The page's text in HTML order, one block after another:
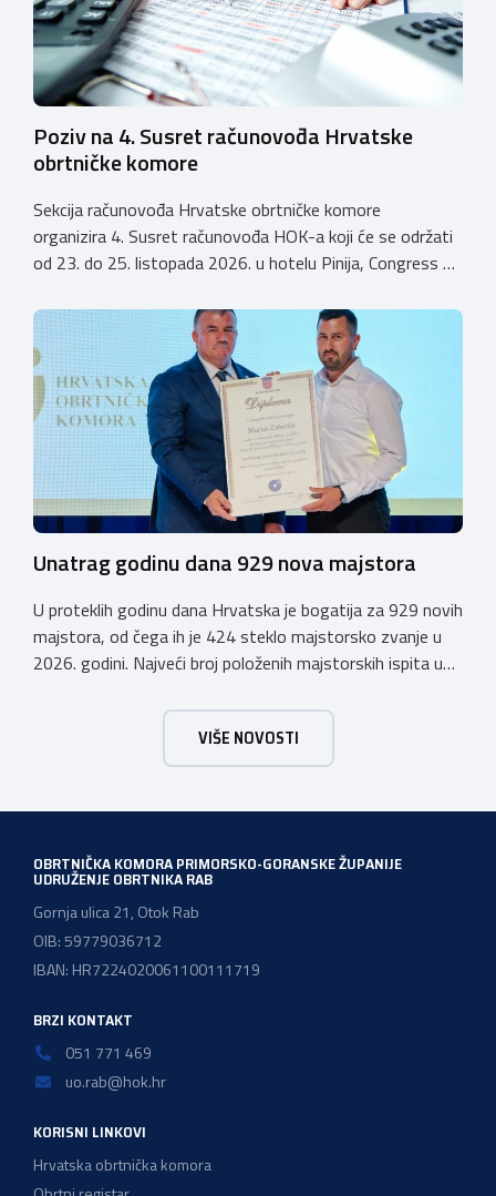
Poziv na 4. Susret računovođa Hrvatske
obrtničke komore
Sekcija računovođa Hrvatske obrtničke komore
organizira 4. Susret računovođa HOK-a koji će se održati
od 23. do 25. listopada 2026. u hotelu Pinija, Congress &
otvoren u petak, 23. listopada 2026. u
poslijepodnevnim, uz uvodno predavanje i pozdrav
domaćina. Tijekom subote, 24. listopada, održavat će se
predavanja, interaktivne radionice te okrugli stolovi na
aktualne teme. […]
Unatrag godinu dana 929 nova majstora
U proteklih godinu dana Hrvatska je bogatija za 929 novih
majstora, od čega ih je 424 steklo majstorsko zvanje u
2026. godini. Najveći broj položenih majstorskih ispita u
majstor elektroinstalater, majstor frizer, majstor
vodoinstalatera, instalatera grijanja i klimatizacije te
majstora automehaničara. Najveći broj navedenih
VIŠE NOVOSTI
OBRTNIČKA KOMORA PRIMORSKO-GORANSKE ŽUPANIJE
UDRUŽENJE OBRTNIKA RAB
Gornja ulica 21, Otok Rab
OIB: 59779036712
IBAN: HR7224020061100111719
BRZI KONTAKT
051 771 469
uo.rab@hok.hr
KORISNI LINKOVI
Hrvatska obrtnička komora